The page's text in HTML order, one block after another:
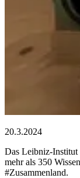
20.3.2024
Das Leibniz-
mehr als 350
#Zusammenland.